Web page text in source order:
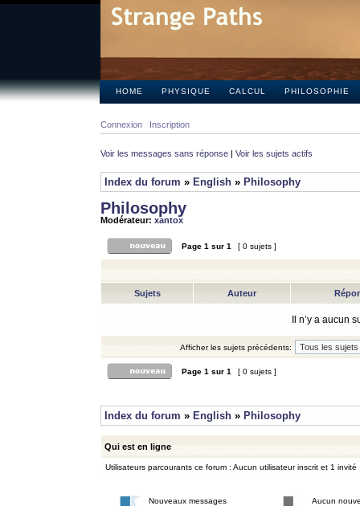
HOME PHYSIQUE CALCUL PHILOSOPHIE
Connexion Inscription
Voir les messages sans réponse | Voir les sujets actifs
Index du forum » English » Philosophy
Philosophy
Modérateur: xantox
Page 1 sur 1 [ 0 sujets ]
Sujets Auteur
Il n’y a aucun
Afficher les sujets précédents:
Page 1 sur 1 [ 0 sujets ]
Index du forum » English » Philosophy
Qui est en ligne
Utilisateurs parcourants ce forum : Aucun utilisateur inscrit et 1 invité
Nouveaux messages Aucun